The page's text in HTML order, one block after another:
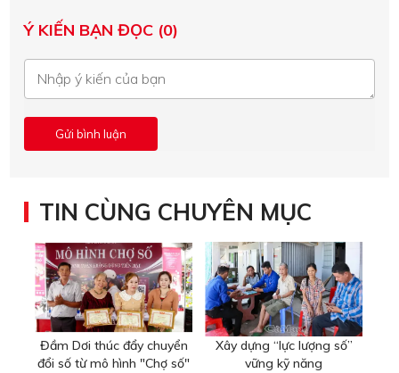
Ý KIẾN BẠN ĐỌC (0)
TIN CÙNG CHUYÊN MỤC
Đầm Dơi thúc đẩy chuyển
đổi số từ mô hình "Chợ số"
Xây dựng “lực lượng số”
vững kỹ năng